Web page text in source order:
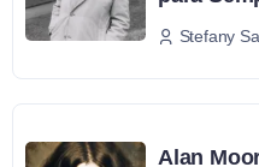
Stefany
Alan